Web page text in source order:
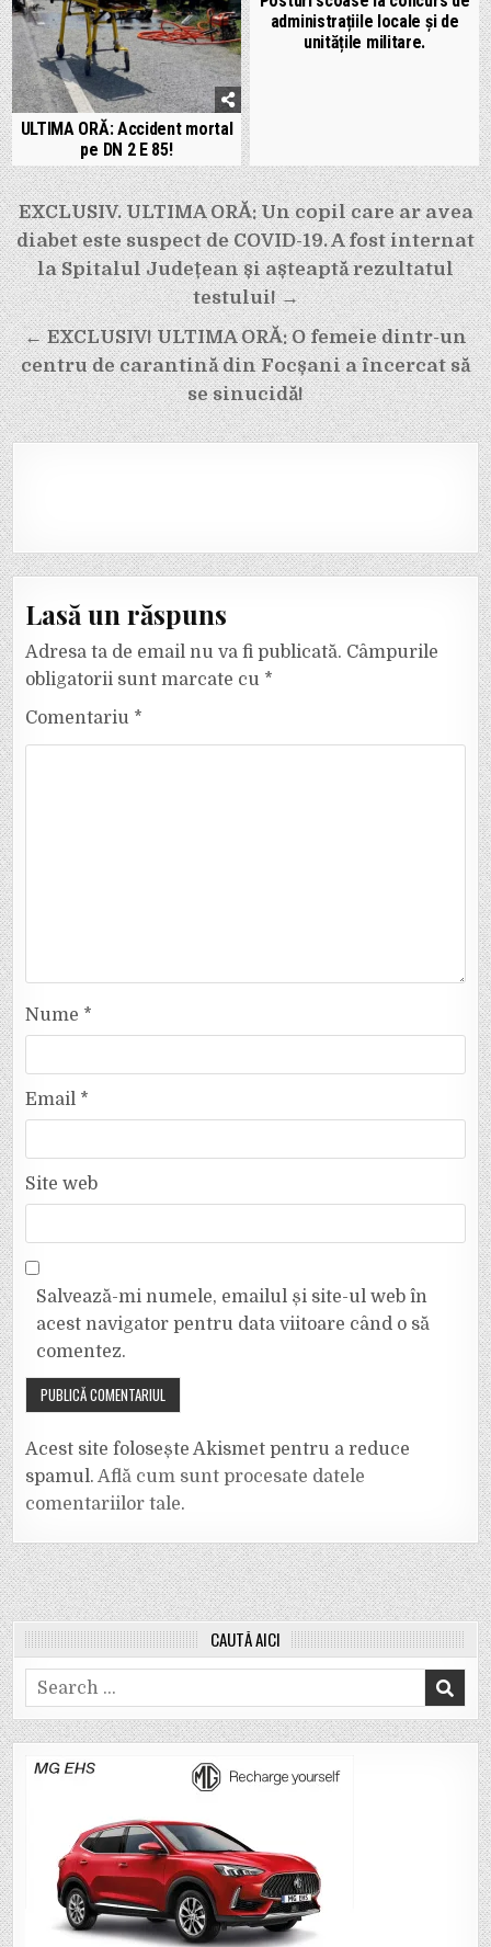
ULTIMA ORĂ: Accident mortal
pe DN 2 E 85!
administrațiile locale și de
unitățile militare.
Navigare
în
articole
EXCLUSIV. ULTIMA ORĂ: Un copil care ar avea
diabet este suspect de COVID-19. A fost internat
la Spitalul Județean și așteaptă rezultatul
testului! →
← EXCLUSIV! ULTIMA ORĂ: O femeie dintr-un
centru de carantină din Focșani a încercat să
se sinucidă!
Lasă un răspuns
Adresa ta de email nu va fi publicată. Câmpurile
obligatorii sunt marcate cu *
Comentariu *
Nume *
Email *
Site web
Salvează-mi numele, emailul și site-ul web în
acest navigator pentru data viitoare când o să
comentez.
Acest site folosește Akismet pentru a reduce
spamul.Află cum sunt procesate datele
comentariilor tale.
CAUTĂ AICI
Search
for: